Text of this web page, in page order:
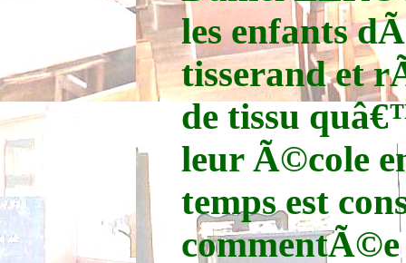
les enfants
tisserand et
de tissu
leur Ã©cole
temps est